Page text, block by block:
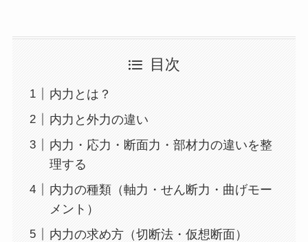
目次
内力とは？
内力と外力の違い
内力・応力・断面力・部材力の違いを整
理する
内力の種類（軸力・せん断力・曲げモー
メント）
内力の求め方（切断法・仮想断面）